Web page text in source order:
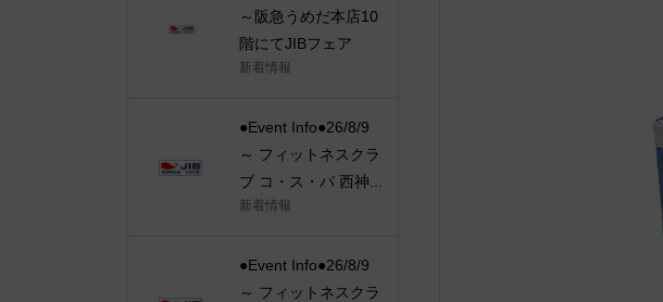
～阪急うめだ本店10
階にてJIBフェア
新着情報
●Event Info●26/8/9
～ フィットネスクラ
ブ コ・ス・パ 西神...
新着情報
●Event Info●26/8/9
～ フィットネスクラ